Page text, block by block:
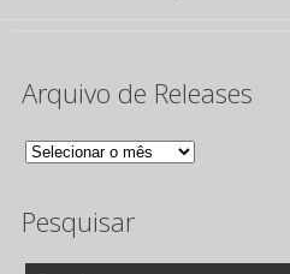
Arquivo de Releases
Arquivo
Releases
Pesquisar